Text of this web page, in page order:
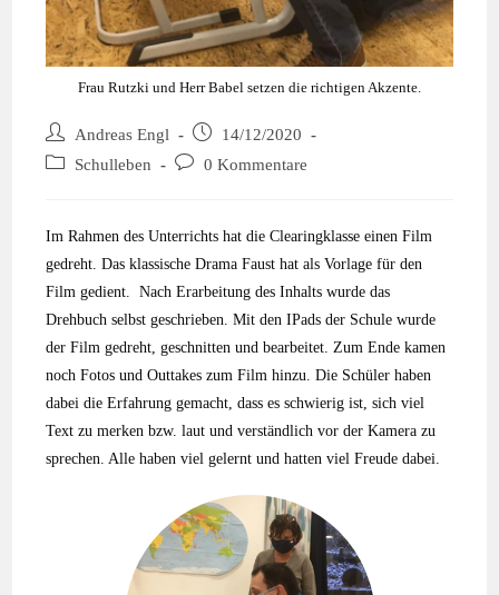
Frau Rutzki und Herr Babel setzen die richtigen Akzente.
Andreas Engl
14/12/2020
Schulleben
0 Kommentare
Im Rahmen des Unterrichts hat die Clearingklasse einen Film
gedreht. Das klassische Drama Faust hat als Vorlage für den
Film gedient. Nach Erarbeitung des Inhalts wurde das
Drehbuch selbst geschrieben. Mit den IPads der Schule wurde
der Film gedreht, geschnitten und bearbeitet. Zum Ende kamen
noch Fotos und Outtakes zum Film hinzu. Die Schüler haben
dabei die Erfahrung gemacht, dass es schwierig ist, sich viel
Text zu merken bzw. laut und verständlich vor der Kamera zu
sprechen. Alle haben viel gelernt und hatten viel Freude dabei.